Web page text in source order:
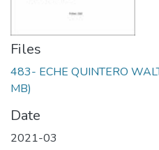
Files
483- ECHE QUINTERO
MB)
Date
2021-03